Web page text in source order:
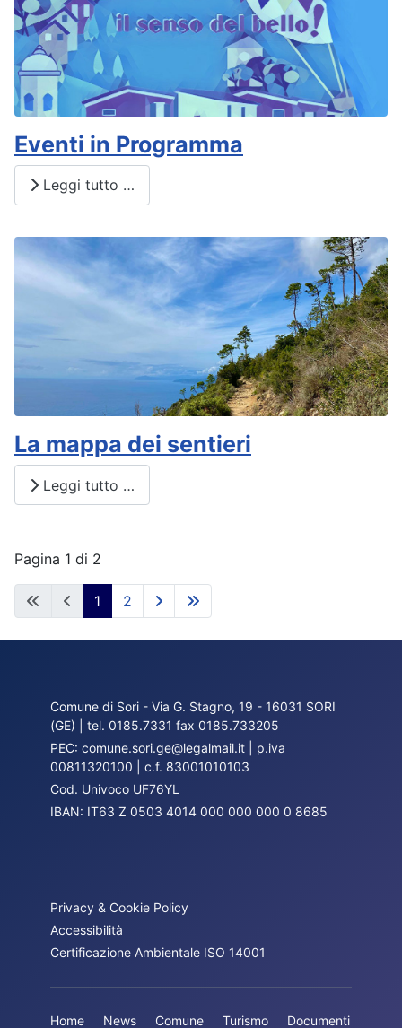
Eventi in Programma
Leggi tutto …
La mappa dei sentieri
Leggi tutto …
Pagina 1 di 2
1 2
Comune di Sori - Via G. Stagno, 19 - 16031 SORI
(GE) | tel. 0185.7331 fax 0185.733205
PEC: comune.sori.ge@legalmail.it | p.iva
00811320100 | c.f. 83001010103
Cod. Univoco UF76YL
IBAN: IT63 Z 0503 4014 000 000 000 0 8685
Privacy & Cookie Policy
Accessibilità
Certificazione Ambientale ISO 14001
Home News Comune Turismo Documenti